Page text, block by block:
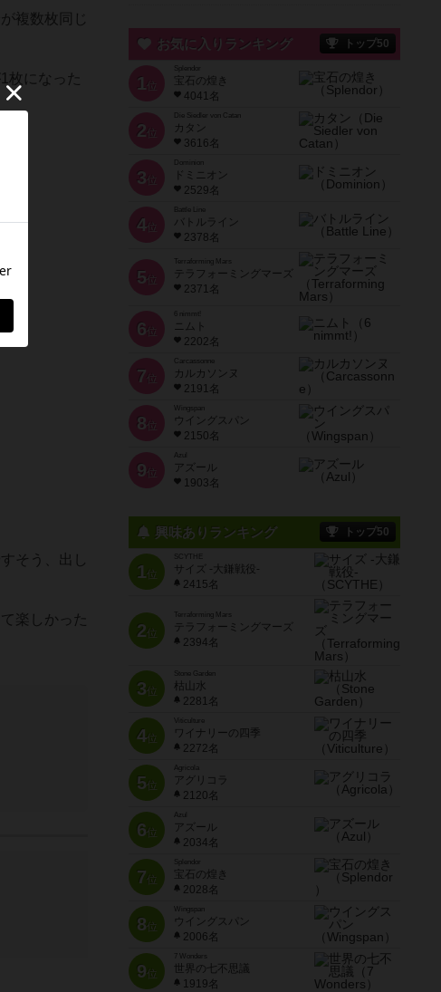
複数枚同じ
になった
そう、出し
楽しかった
お気に入りランキング トップ50
1 位
宝石の煌き
4041名
2 位
Die Siedler von Catan
カタン
3616名
3 位
ドミニオン
2529名
4位
Battle Line
バトルライン
2378名
5 位
Terraforming Mars
テラフォーミングマーズ
2371名
6 位
ニムト
2202名
7 位
Carcassonne
カルカソンヌ
2191名
8 位
Wingspan
ウイングスパン
2150名
9 位
Azul
アズール
1903名
興味ありランキング トップ50
1位
SCYTHE
サイズ -大鎌戦役-
2415名
2位
Terraforming Mars
テラフォーミングマーズ
2394名
3位
Stone Garden
枯山水
2281名
4位
Viticulture
ワイナリーの四季
2272名
5位
Agricola
アグリコラ
2120名
6位
Azul
アズール
2034名
7位
宝石の煌き
2028名
8位
Wingspan
ウイングスパン
2006名
9位
7 Wonders
世界の七不思議
1919名